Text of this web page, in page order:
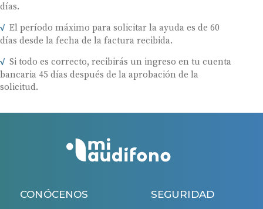
días.
El período máximo para solicitar la ayuda es de 60
días desde la fecha de la factura recibida.
Si todo es correcto, recibirás un ingreso en tu cuenta
bancaria 45 días después de la aprobación de la
solicitud.
CONÓCENOS SEGURIDAD